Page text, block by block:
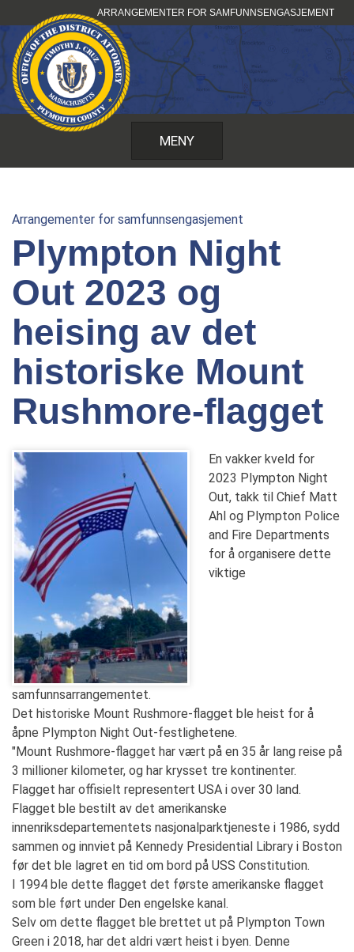
til
innhold
ARRANGEMENTER FOR SAMFUNNSENGASJEMENT
MENY
Arrangementer for samfunnsengasjement
Plympton Night
Out 2023 og
heising av det
historiske Mount
Rushmore-flagget
En vakker kveld for
2023 Plympton Night
Out, takk til Chief Matt
Ahl og Plympton Police
and Fire Departments
for å organisere dette
viktige
samfunnsarrangementet.
Det historiske Mount Rushmore-flagget ble heist for å
åpne Plympton Night Out-festlighetene.
"Mount Rushmore-flagget har vært på en 35 år lang reise på
3 millioner kilometer, og har krysset tre kontinenter.
Flagget har offisielt representert USA i over 30 land.
Flagget ble bestilt av det amerikanske
innenriksdepartementets nasjonalparktjeneste i 1986, sydd
sammen og innviet på Kennedy Presidential Library i Boston
før det ble lagret en tid om bord på USS Constitution.
I 1994 ble dette flagget det første amerikanske flagget
som ble ført under Den engelske kanal.
Selv om dette flagget ble brettet ut på Plympton Town
Green i 2018, har det aldri vært heist i byen. Denne